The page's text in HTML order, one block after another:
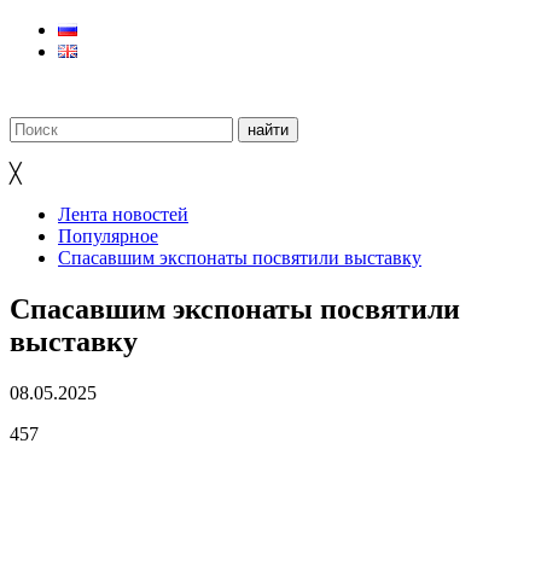
╳
Лента новостей
Популярное
Спасавшим экспонаты посвятили выставку
Спасавшим экспонаты посвятили
выставку
08.05.2025
457